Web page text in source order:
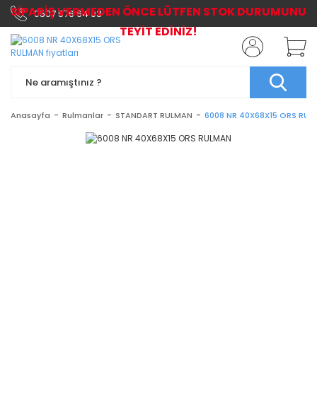
0507 576 64 03
Anasayfa Rulmanlar STANDART RULMAN 6008 NR 40X68X15 ORS
SİPARİŞ VERMEDEN ÖNCE LÜTFEN STOK DURUMUNU
TEYİT EDİNİZ!